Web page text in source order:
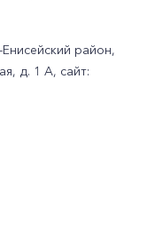
район,
д. 1 А, сайт: